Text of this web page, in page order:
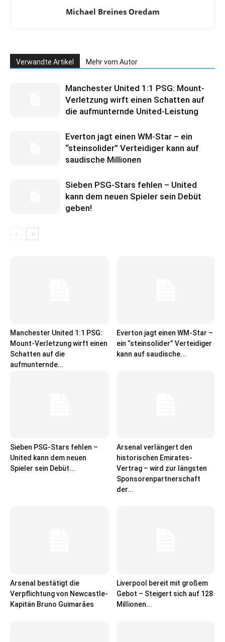
Michael Breines Oredam
Verwandte Artikel Mehr vom Autor
Manchester United 1:1 PSG: Mount-
Verletzung wirft einen Schatten auf
die aufmunternde United-Leistung
Everton jagt einen WM-Star – ein
“steinsolider” Verteidiger kann auf
saudische Millionen
Sieben PSG-Stars fehlen – United
kann dem neuen Spieler sein Debüt
geben!
Manchester United 1:1 PSG:
Mount-Verletzung wirft einen
Schatten auf die
aufmunternde...
Everton jagt einen WM-Star –
ein “steinsolider” Verteidiger
kann auf saudische...
Sieben PSG-Stars fehlen –
United kann dem neuen
Spieler sein Debüt...
Arsenal verlängert den
historischen Emirates-
Vertrag – wird zur längsten
Sponsorenpartnerschaft
der...
Arsenal bestätigt die
Verpflichtung von Newcastle-
Kapitän Bruno Guimarães
Liverpool bereit mit großem
Gebot – Steigert sich auf 128
Millionen...